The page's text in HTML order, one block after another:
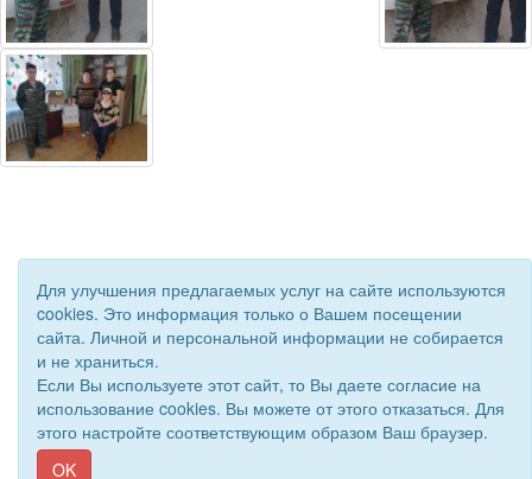
© 2019 - 2026 Астраханская областная организация ВОС. Все
права защищены.
Сайт создан при поддержке «Информационная сеть RD
Для улучшения предлагаемых услуг на сайте используются
cookies. Это информация только о Вашем посещении
сайта. Личной и персональной информации не собирается
и не храниться.
Если Вы используете этот сайт, то Вы даете согласие на
использование cookies. Вы можете от этого отказаться. Для
этого настройте соответствующим образом Ваш браузер.
OK